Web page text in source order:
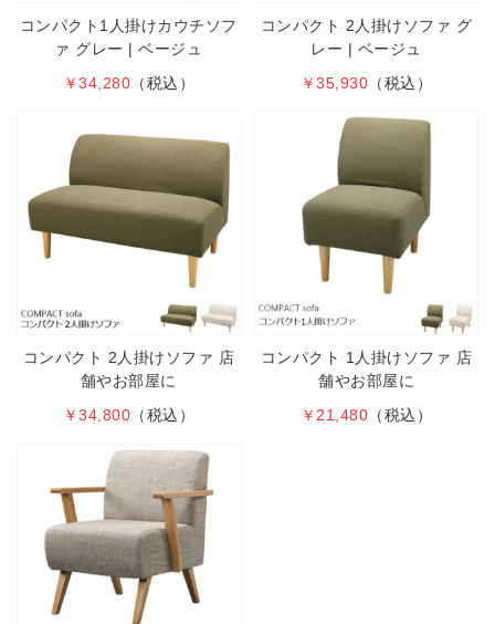
コンパクト1人掛けカウチソフ
ァ グレー | ベージュ
￥34,280 （税込）
コンパクト 2人掛けソファ グ
レー | ベージュ
￥35,930 （税込）
コンパクト 2人掛けソファ 店
舗やお部屋に
￥34,800 （税込）
コンパクト 1人掛けソファ 店
舗やお部屋に
￥21,480 （税込）